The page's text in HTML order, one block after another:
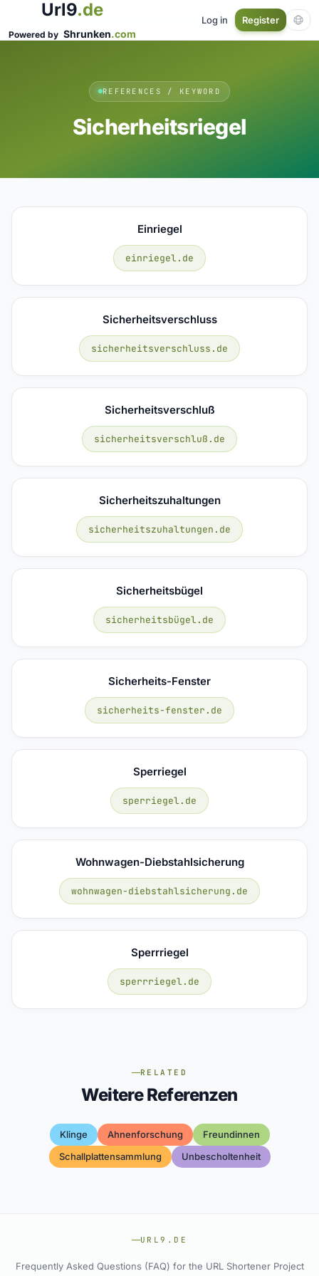
Url9.de
Powered by Shrunken.com
Log in Register
REFERENCES / KEYWORD
Sicherheitsriegel
Einriegel
einriegel.de
Sicherheitsverschluss
sicherheitsverschluss.de
Sicherheitsverschluß
sicherheitsverschluß.de
Sicherheitszuhaltungen
sicherheitszuhaltungen.de
Sicherheitsbügel
sicherheitsbügel.de
Sicherheits-Fenster
sicherheits-fenster.de
Sperriegel
sperriegel.de
Wohnwagen-Diebstahlsicherung
wohnwagen-diebstahlsicherung.de
Sperrriegel
sperrriegel.de
RELATED
Weitere Referenzen
Klinge Ahnenforschung
Freundinnen
Schallplattensammlung
Unbescholtenheit
URL9.DE
Frequently Asked Questions (FAQ) for the URL Shortener Project